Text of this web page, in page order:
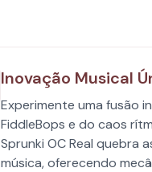
Inovação Musical
Experimente uma fusão
FiddleBops e do caos
Sprunki OC Real quebra
música, oferecendo